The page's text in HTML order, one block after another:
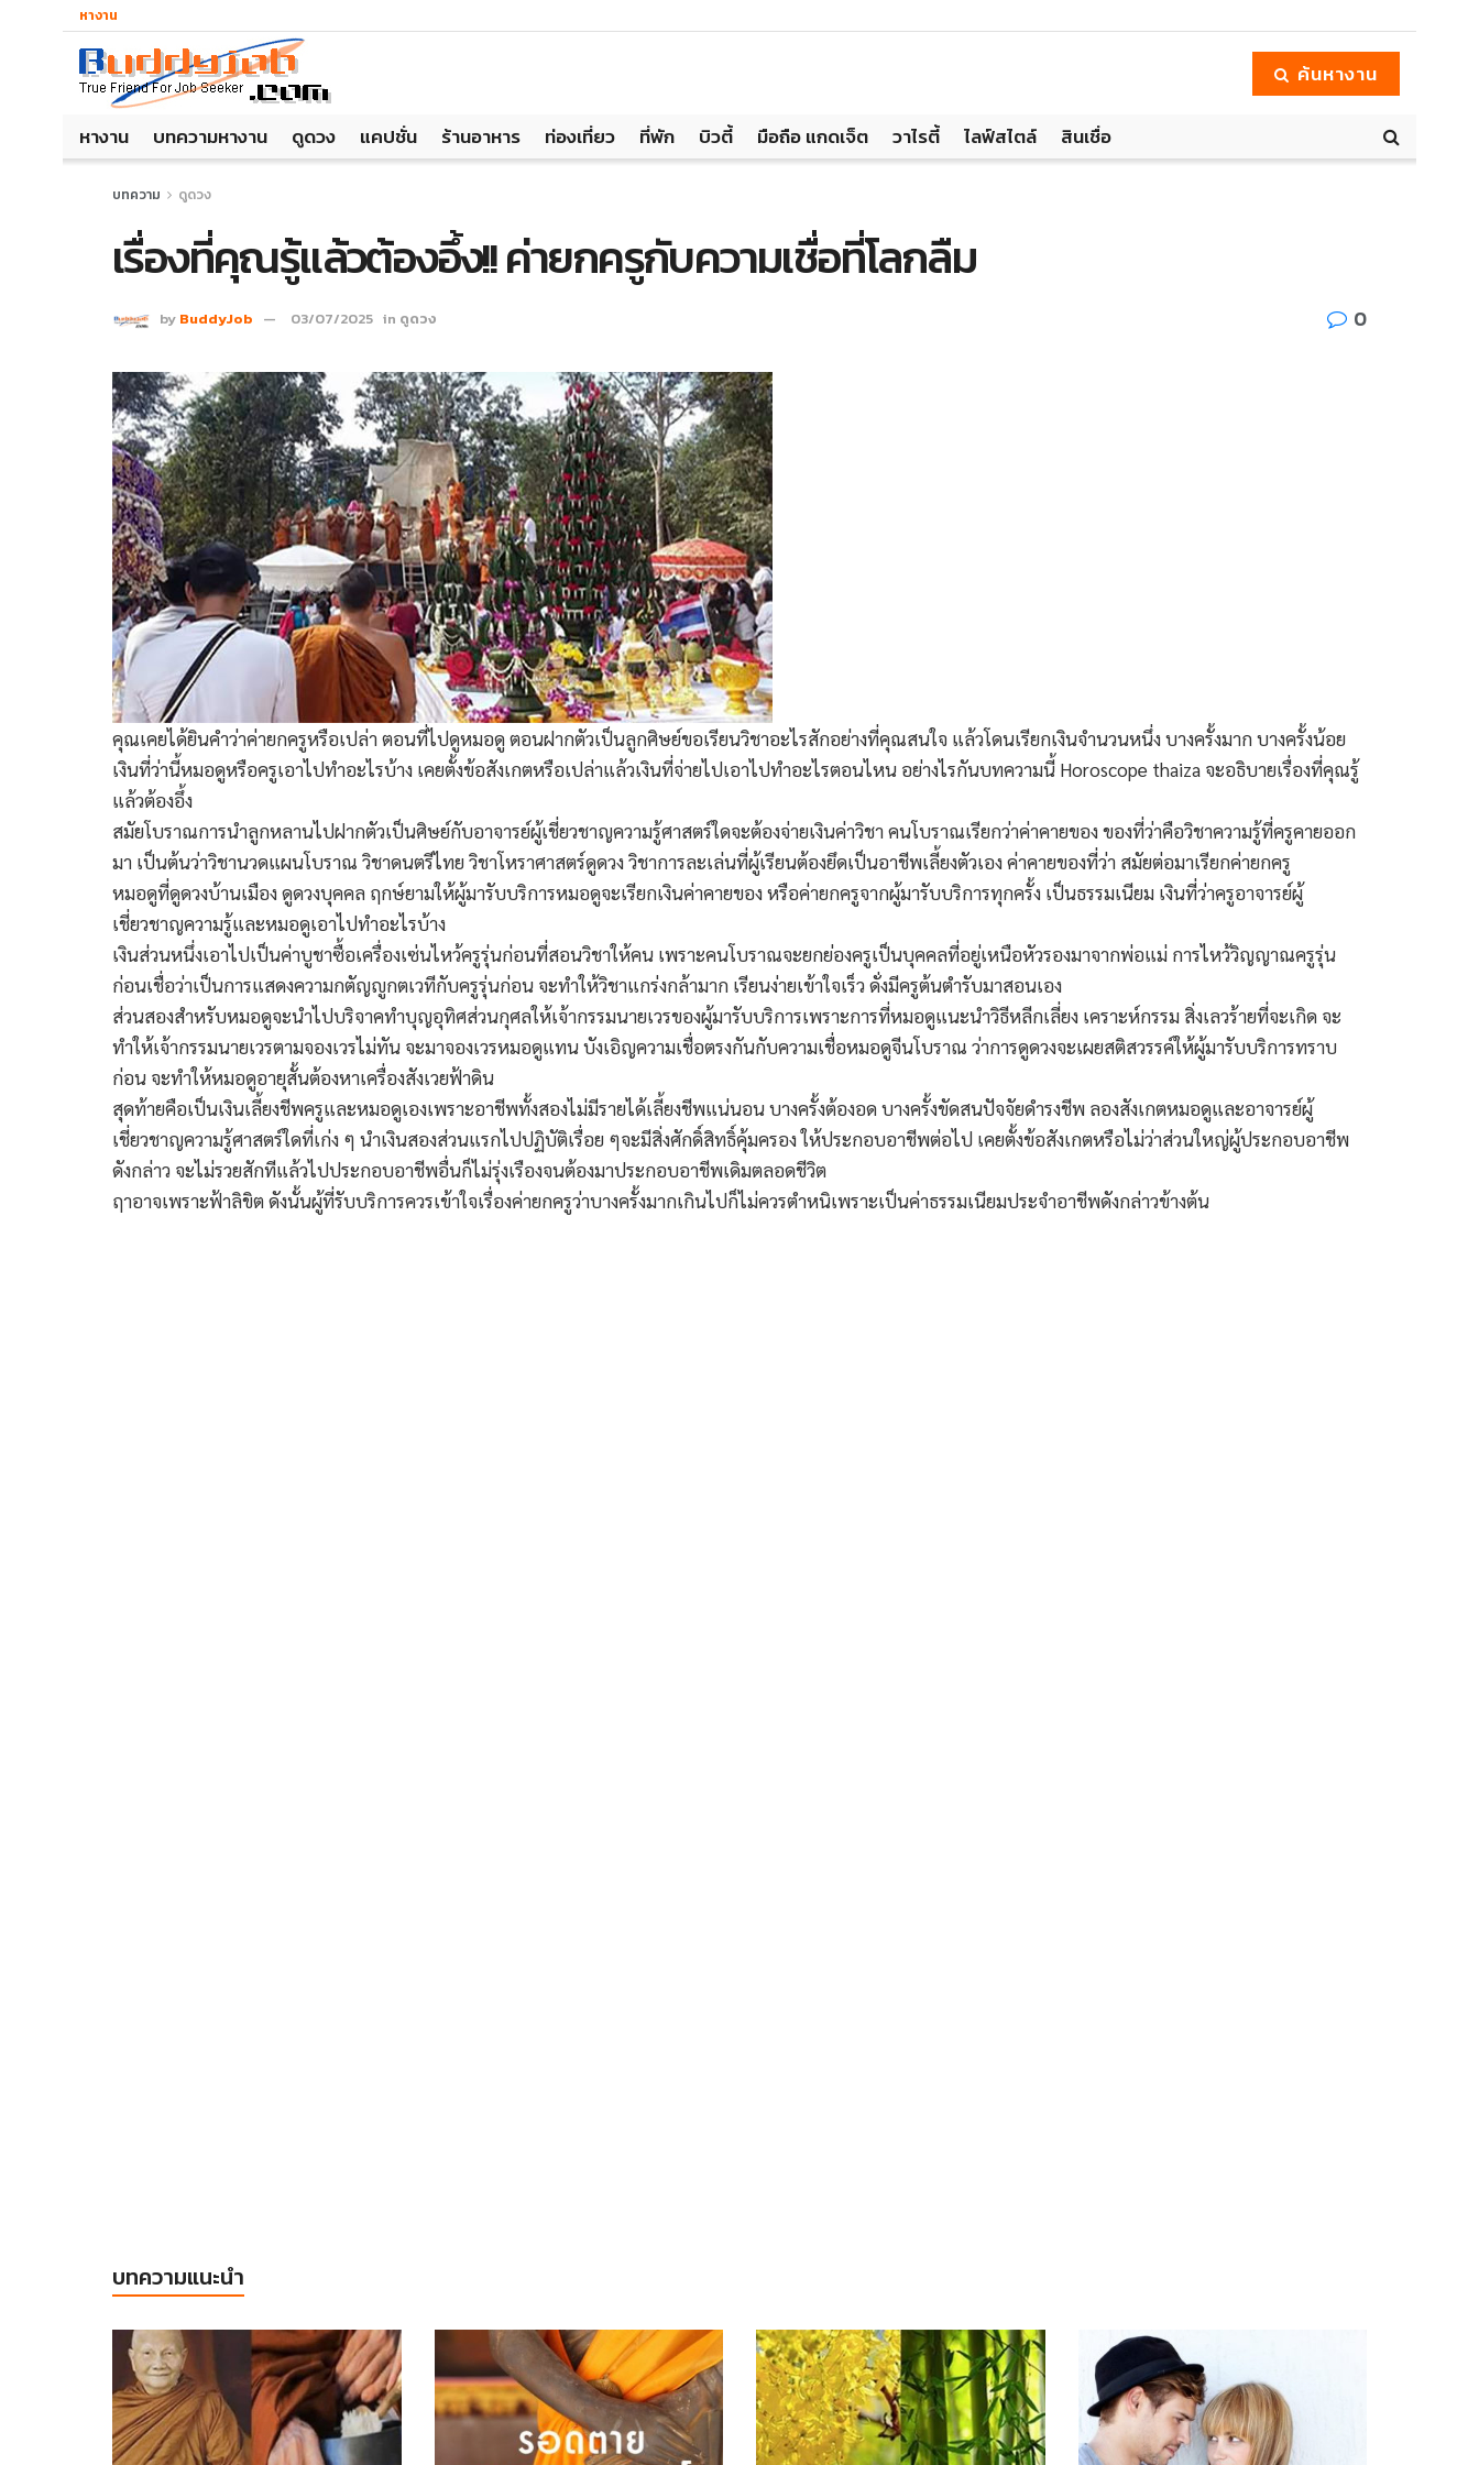
หางาน
ค้นหางาน
หางาน บทความหางาน ดูดวง แคปชั่น ร้านอาหาร ท่องเที่ยว ที่พัก บิวตี้ มือถือ แกดเจ็ต วาไรตี้ ไลฟ์สไตล์ สินเชื่อ
บทความ ดูดวง
เรื่องที่คุณรู้แล้วต้องอึ้ง!! ค่ายกครูกับความเชื่อที่โลกลืม
by BuddyJob 03/07/2025 in ดูดวง 0
คุณเคยได้ยินคำว่าค่ายกครูหรือเปล่า ตอนที่ไปดูหมอดู ตอนฝากตัวเป็นลูกศิษย์ขอเรียนวิชาอะไรสักอย่างที่คุณสนใจ แล้วโดนเรียกเงินจำนวนหนึ่ง บางครั้งมาก บางครั้งน้อย
เงินที่ว่านี้หมอดูหรือครูเอาไปทำอะไรบ้าง เคยตั้งข้อสังเกตหรือเปล่าแล้วเงินที่จ่ายไปเอาไปทำอะไรตอนไหน อย่างไรกันบทความนี้ Horoscope thaiza จะอธิบายเรื่องที่คุณรู้
แล้วต้องอึ้ง
สมัยโบราณการนำลูกหลานไปฝากตัวเป็นศิษย์กับอาจารย์ผู้เชี่ยวชาญความรู้ศาสตร์ใดจะต้องจ่ายเงินค่าวิชา คนโบราณเรียกว่าค่าคายของ ของที่ว่าคือวิชาความรู้ที่ครูคายออก
มา เป็นต้นว่าวิชานวดแผนโบราณ วิชาดนตรีไทย วิชาโหราศาสตร์ดูดวง วิชาการละเล่นที่ผู้เรียนต้องยึดเป็นอาชีพเลี้ยงตัวเอง ค่าคายของที่ว่า สมัยต่อมาเรียกค่ายกครู
หมอดูที่ดูดวงบ้านเมือง ดูดวงบุคคล ฤกษ์ยามให้ผู้มารับบริการหมอดูจะเรียกเงินค่าคายของ หรือค่ายกครูจากผู้มารับบริการทุกครั้ง เป็นธรรมเนียม เงินที่ว่าครูอาจารย์ผู้
เชี่ยวชาญความรู้และหมอดูเอาไปทำอะไรบ้าง
เงินส่วนหนึ่งเอาไปเป็นค่าบูชาซื้อเครื่องเซ่นไหว้ครูรุ่นก่อนที่สอนวิชาให้คน เพราะคนโบราณจะยกย่องครูเป็นบุคคลที่อยู่เหนือหัวรองมาจากพ่อแม่ การไหว้วิญญาณครูรุ่น
ก่อนเชื่อว่าเป็นการแสดงความกตัญญูกตเวทีกับครูรุ่นก่อน จะทำให้วิชาแกร่งกล้ามาก เรียนง่ายเข้าใจเร็ว ดั่งมีครูต้นตำรับมาสอนเอง
ส่วนสองสำหรับหมอดูจะนำไปบริจาคทำบุญอุทิศส่วนกุศลให้เจ้ากรรมนายเวรของผู้มารับบริการเพราะการที่หมอดูแนะนำวิธีหลีกเลี่ยง เคราะห์กรรม สิ่งเลวร้ายที่จะเกิด จะ
ทำให้เจ้ากรรมนายเวรตามจองเวรไม่ทัน จะมาจองเวรหมอดูแทน บังเอิญความเชื่อตรงกันกับความเชื่อหมอดูจีนโบราณ ว่าการดูดวงจะเผยสติสวรรค์ให้ผู้มารับบริการทราบ
ก่อน จะทำให้หมอดูอายุสั้นต้องหาเครื่องสังเวยฟ้าดิน
สุดท้ายคือเป็นเงินเลี้ยงชีพครูและหมอดูเองเพราะอาชีพทั้งสองไม่มีรายได้เลี้ยงชีพแน่นอน บางครั้งต้องอด บางครั้งขัดสนปัจจัยดำรงชีพ ลองสังเกตหมอดูและอาจารย์ผู้
เชี่ยวชาญความรู้ศาสตร์ใดที่เก่ง ๆ นำเงินสองส่วนแรกไปปฏิบัติเรื่อย ๆจะมีสิ่งศักดิ์สิทธิ์คุ้มครอง ให้ประกอบอาชีพต่อไป เคยตั้งข้อสังเกตหรือไม่ว่าส่วนใหญ่ผู้ประกอบอาชีพ
ดังกล่าว จะไม่รวยสักทีแล้วไปประกอบอาชีพอื่นก็ไม่รุ่งเรืองจนต้องมาประกอบอาชีพเดิมตลอดชีวิต
ฤาอาจเพราะฟ้าลิขิต ดังนั้นผู้ที่รับบริการควรเข้าใจเรื่องค่ายกครูว่าบางครั้งมากเกินไปก็ไม่ควรตำหนิเพราะเป็นค่าธรรมเนียมประจำอาชีพดังกล่าวข้างต้น
บทความแนะนำ